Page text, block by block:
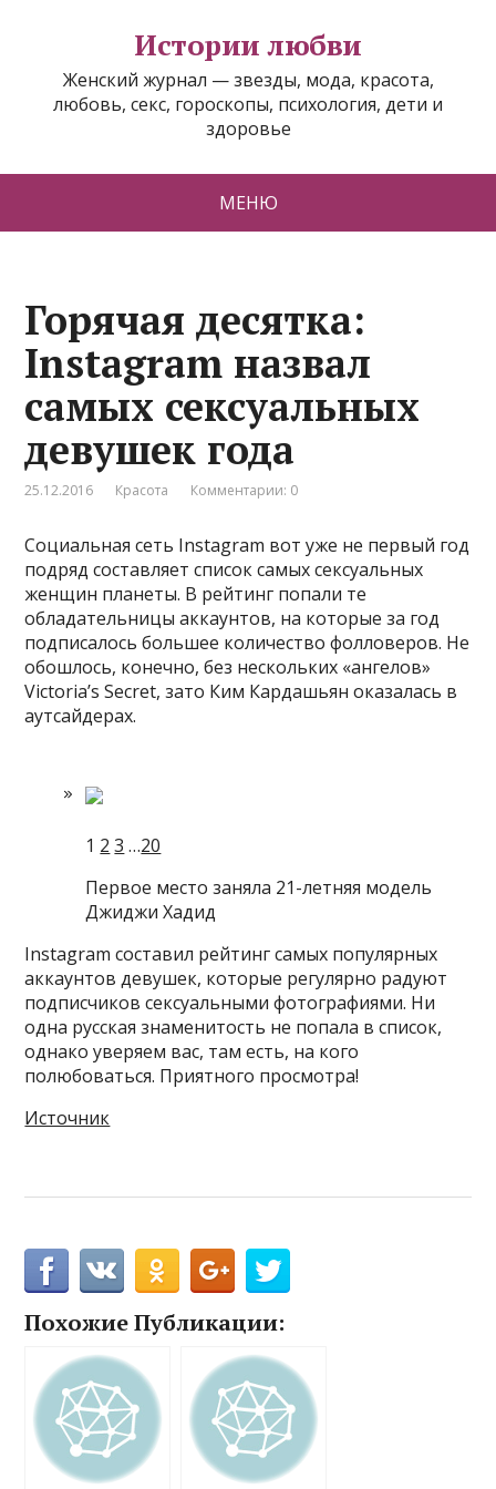
Истории любви
Женский журнал — звезды, мода, красота,
любовь, секс, гороскопы, психология, дети и
здоровье
МЕНЮ
Горячая десятка:
Instagram назвал
самых сексуальных
девушек года
25.12.2016 Красота Комментарии: 0
Социальная сеть Instagram вот уже не первый год
подряд составляет список самых сексуальных
женщин планеты. В рейтинг попали те
обладательницы аккаунтов, на которые за год
подписалось большее количество фолловеров. Не
обошлось, конечно, без нескольких «ангелов»
Victoria’s Secret,зато Ким Кардашьян оказалась в
аутсайдерах.
1 2 3 …20
Первое место заняла 21-летняя модель
Джиджи Хадид
Instagram составил рейтинг самых популярных
аккаунтов девушек, которые регулярно радуют
подписчиков сексуальными фотографиями. Ни
одна русская знаменитость не попала в список,
однако уверяем вас, там есть, на кого
полюбоваться. Приятного просмотра!
Источник
Похожие Публикации: